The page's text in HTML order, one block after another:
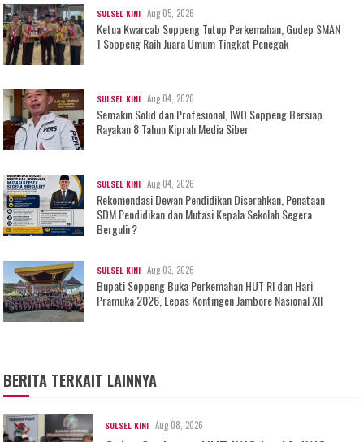
SULSEL KINI Aug 05, 2026
Ketua Kwarcab Soppeng Tutup Perkemahan, Gudep SMAN
1 Soppeng Raih Juara Umum Tingkat Penegak
SULSEL KINI Aug 04, 2026
Semakin Solid dan Profesional, IWO Soppeng Bersiap
Rayakan 8 Tahun Kiprah Media Siber
SULSEL KINI Aug 04, 2026
Rekomendasi Dewan Pendidikan Diserahkan, Penataan
SDM Pendidikan dan Mutasi Kepala Sekolah Segera
Bergulir?
SULSEL KINI Aug 03, 2026
Bupati Soppeng Buka Perkemahan HUT RI dan Hari
Pramuka 2026, Lepas Kontingen Jambore Nasional XII
BERITA TERKAIT LAINNYA
SULSEL KINI Aug 08, 2026